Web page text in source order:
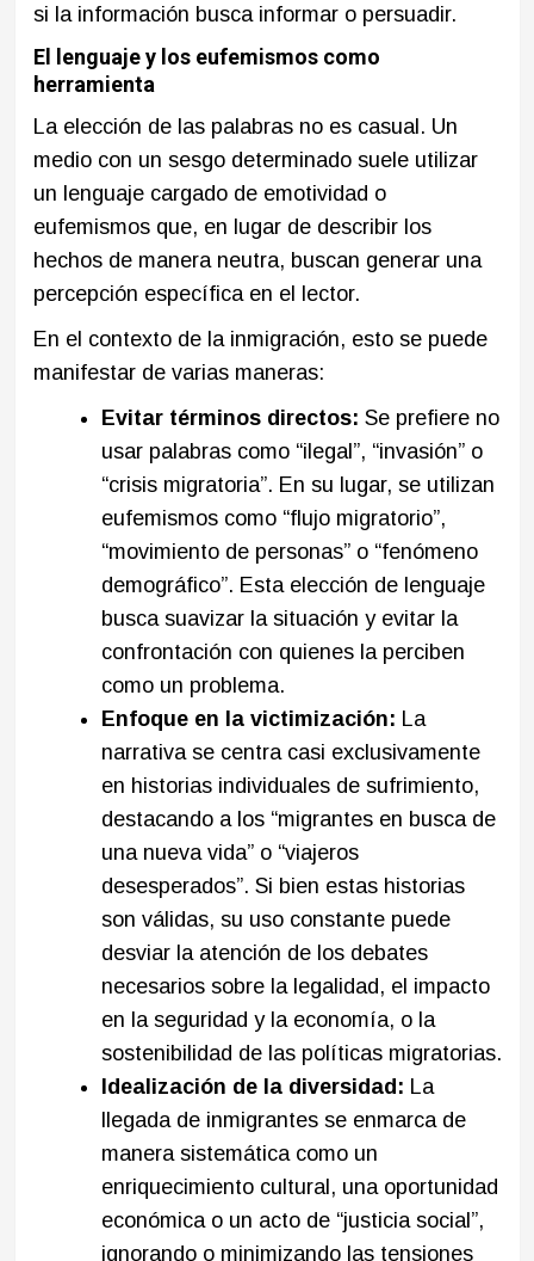
si la información busca informar o persuadir.
El lenguaje y los eufemismos como
herramienta
La elección de las palabras no es casual. Un
medio con un sesgo determinado suele utilizar
un lenguaje cargado de emotividad o
eufemismos que, en lugar de describir los
hechos de manera neutra, buscan generar una
percepción específica en el lector.
En el contexto de la inmigración, esto se puede
manifestar de varias maneras:
Evitar términos directos: Se prefiere no
usar palabras como “ilegal”, “invasión” o
“crisis migratoria”. En su lugar, se utilizan
eufemismos como “flujo migratorio”,
“movimiento de personas” o “fenómeno
demográfico”. Esta elección de lenguaje
busca suavizar la situación y evitar la
confrontación con quienes la perciben
como un problema.
Enfoque en la victimización: La
narrativa se centra casi exclusivamente
en historias individuales de sufrimiento,
destacando a los “migrantes en busca de
una nueva vida” o “viajeros
desesperados”. Si bien estas historias
son válidas, su uso constante puede
desviar la atención de los debates
necesarios sobre la legalidad, el impacto
en la seguridad y la economía, o la
sostenibilidad de las políticas migratorias.
Idealización de la diversidad: La
llegada de inmigrantes se enmarca de
manera sistemática como un
enriquecimiento cultural, una oportunidad
económica o un acto de “justicia social”,
ignorando o minimizando las tensiones